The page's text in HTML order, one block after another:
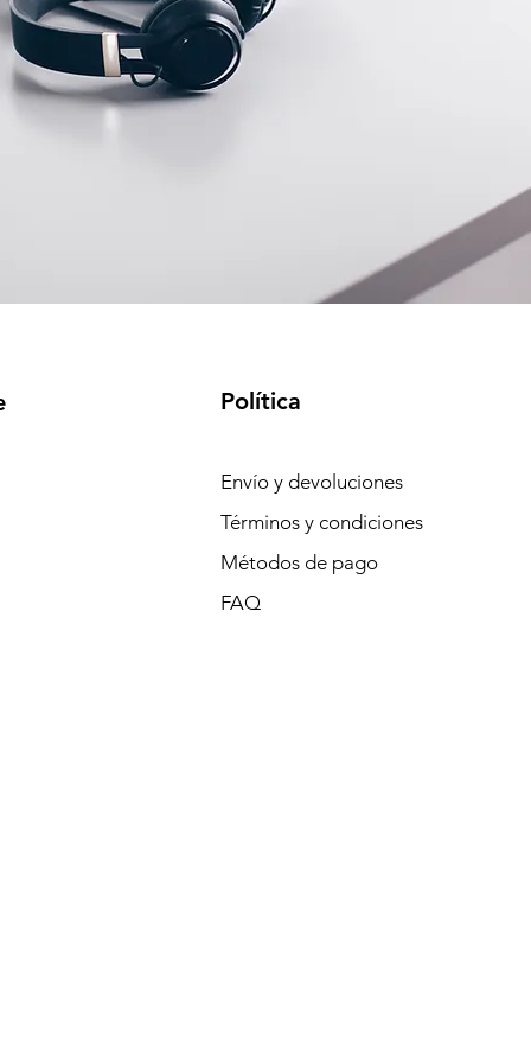
Política
Envío y devoluciones
Términos y condiciones
Métodos de pago
FAQ